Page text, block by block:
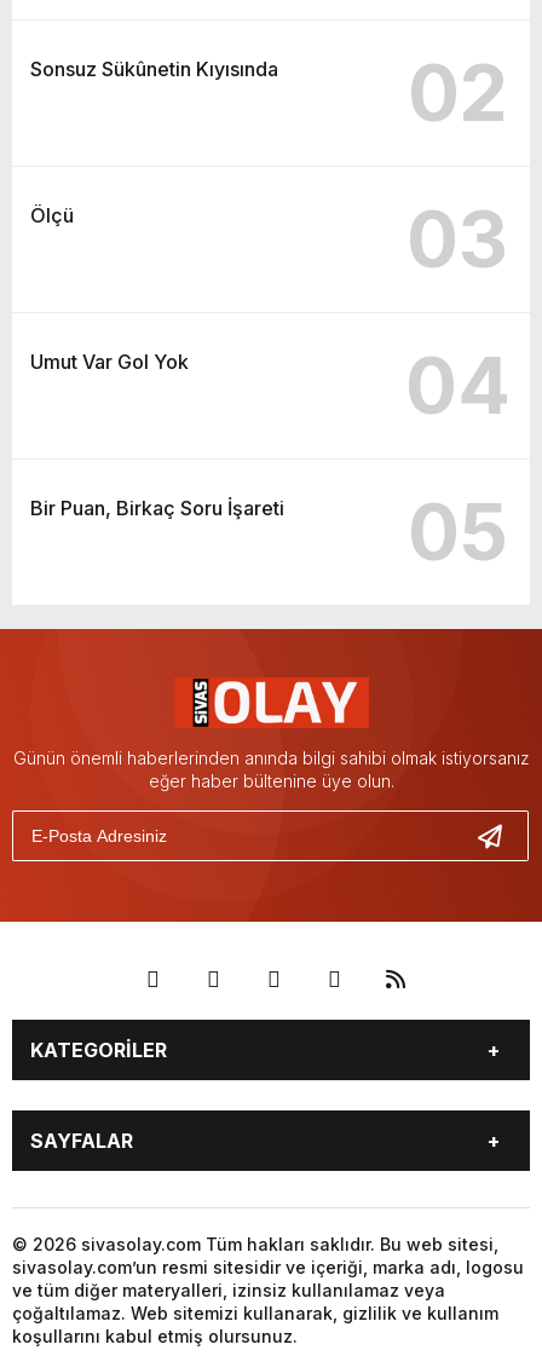
Sonsuz Sükûnetin Kıyısında 02
Ölçü 03
Umut Var Gol Yok 04
Bir Puan, Birkaç Soru İşareti 05
Günün önemli haberlerinden anında bilgi sahibi olmak istiyorsanız
eğer haber bültenine üye olun.
KATEGORİLER
GÜNDEM
SPOR
YEREL HABERLER
SAYFALAR
KÜNYE
İLETİŞİM
© 2026 sivasolay.com Tüm hakları saklıdır. Bu web sitesi,
sivasolay.com’un resmi sitesidir ve içeriği, marka adı, logosu
ve tüm diğer materyalleri, izinsiz kullanılamaz veya
çoğaltılamaz. Web sitemizi kullanarak, gizlilik ve kullanım
koşullarını kabul etmiş olursunuz.